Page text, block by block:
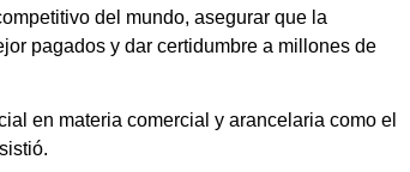
del mundo, asegurar que la
pagados y dar certidumbre a millones de
en materia comercial y arancelaria como el